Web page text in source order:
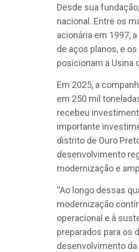
Desde sua
nacional. Entre os
acionária em 1997,
de aços planos, e
posicionam a Usina
Em 2025, a
em 250 mil
recebeu
importante
distrito de Ouro
desenvolvimento
modernização e
“Ao longo dessas
modernização
operacional e à
preparados para os
desenvolvimento da